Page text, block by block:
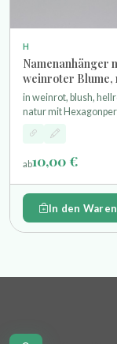
H
Namenanhänger
weinroter Blume,
Häkelperle und
Wunschgravur
in weinrot, blush,
natur mit
Häkelperle und Rose
Motivperle einer
Schlüsselring
ab10,00 €
In den